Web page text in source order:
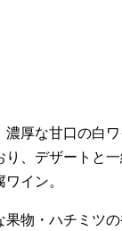
厚な甘口の白
、デザートと
イン。
物・ハチミツ